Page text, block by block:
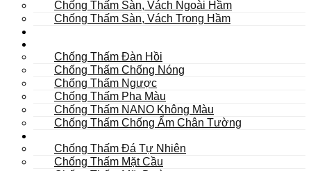
Chống Thấm Sàn, Vách Ngoài Hầm
Chống Thấm Sàn, Vách Trong Hầm
Chống Thấm Đàn Hồi
Chống Thấm Chống Nóng
Chống Thấm Ngược
Chống Thấm Pha Màu
Chống Thấm NANO Không Màu
Chống Thấm Chống Ẩm Chân Tường
Chống Thấm Đá Tự Nhiên
Chống Thấm Mặt Cầu